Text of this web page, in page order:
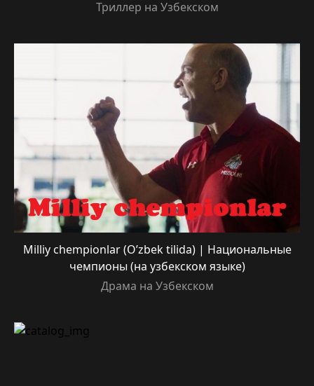
Триллер на Узбекском
Milliy chempionlar (O’zbek tilida) | Национальные
чемпионы (на узбекском языке)
Драма на Узбекском